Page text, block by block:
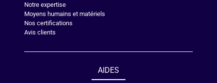
Notre expertise
Moyens humains et matériels
Nos certifications
Avis clients
AIDES